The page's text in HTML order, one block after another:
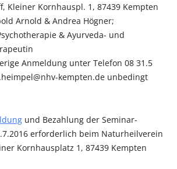
Kleiner Kornhauspl. 1, 87439 Kempten
Arnold & Andrea Högner;
& Ayurveda- und
Anmeldung unter Telefon 08 31.5
kempten.de unbedingt
und Bezahlung der Seminar-
erforderlich beim Naturheilverein
Kornhausplatz 1, 87439 Kempten